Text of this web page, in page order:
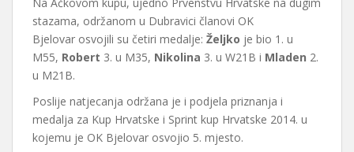
stazama, održanom u Dubravici članovi OK
Bjelovar osvojili su četiri medalje: Željko je bio 1. u
M55, Robert 3. u M35, Nikolina 3. u W21B i Mladen 2.
u M21B.
Poslije natjecanja održana je i podjela priznanja i
medalja za Kup Hrvatske i Sprint kup Hrvatske 2014. u
kojemu je OK Bjelovar osvojio 5. mjesto.